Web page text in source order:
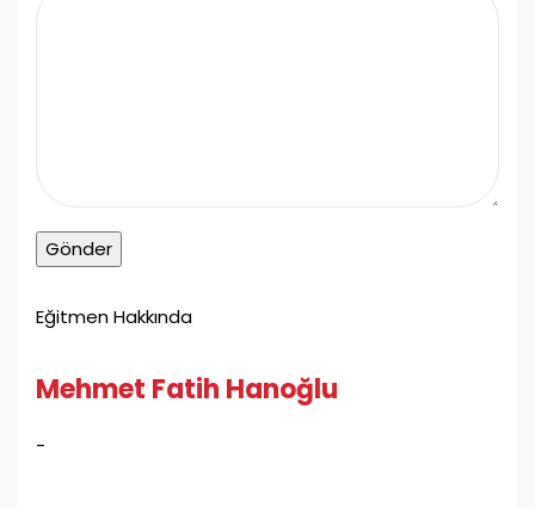
Eğitmen Hakkında
Mehmet Fatih Hanoğlu
-